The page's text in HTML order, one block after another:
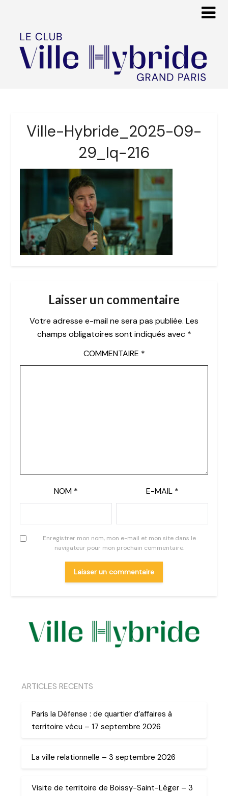
Ville-Hybride_2025-09-
29_lq-216
Laisser un commentaire
Votre adresse e-mail ne sera pas publiée. Les
champs obligatoires sont indiqués avec *
COMMENTAIRE *
NOM * E-MAIL *
Enregistrer mon nom, mon e-mail et mon site dans le
navigateur pour mon prochain commentaire.
ARTICLES RECENTS
Paris la Défense : de quartier d’affaires à
territoire vécu – 17 septembre 2026
La ville relationnelle – 3 septembre 2026
Visite de territoire de Boissy-Saint-Léger – 3